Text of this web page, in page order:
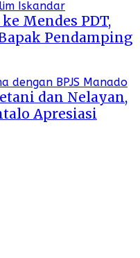
Mendes PDT,
Pendamping
dan Nelayan,
Apresiasi